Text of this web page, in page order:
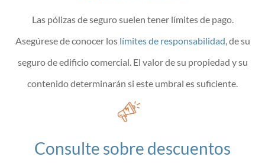
Las pólizas de seguro suelen tener límites de pago.
Asegúrese de conocer los límites de responsabilidad de su
seguro de edificio comercial. El valor de su propiedad y su
contenido determinarán si este umbral es suficiente.
Consulte sobre descuentos